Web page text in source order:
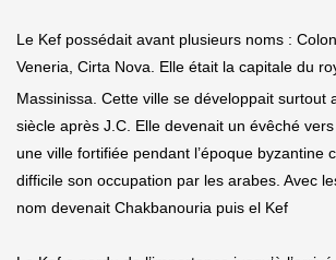
Le Kef possédait avant plusieurs noms :
Veneria, Cirta Nova. Elle était la capitale du
Massinissa. Cette ville se développait surtout
siècle après J.C. Elle devenait un évêché
une ville fortifiée pendant l’époque byzantine
difficile son occupation par les arabes. Avec
nom devenait Chakbanouria puis el Kef